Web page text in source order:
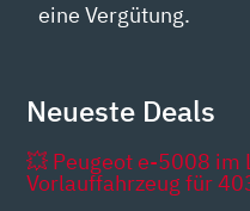
eine Vergütung.
Neueste Deals
💥 Peugeot e-5008 im
Vorlauffahrzeug für